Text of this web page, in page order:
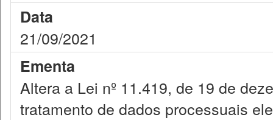
Data
21/09/2021
Ementa
Altera a Lei nº 11.419, de 19 de
tratamento de dados processuais